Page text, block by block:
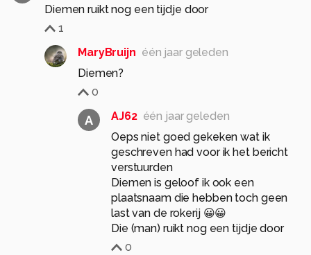
Diemen ruikt nog een tijdje door
1
MaryBruijn één jaar geleden
Diemen?
0
A AJ62 één jaar geleden
Oeps niet goed gekeken wat ik
geschreven had voor ik het bericht
verstuurden
Diemen is geloof ik ook een
plaatsnaam die hebben toch geen
last van de rokerij 😀😀
Die (man) ruikt nog een tijdje door
0